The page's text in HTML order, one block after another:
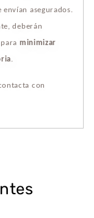
asegurados.
deberán
minimizar
con